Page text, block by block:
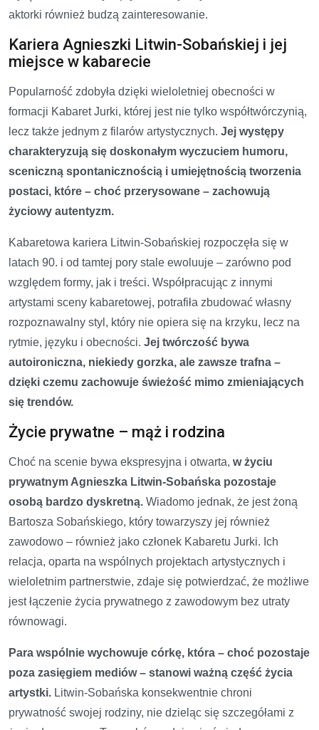
aktorki również budzą zainteresowanie.
Kariera Agnieszki Litwin-Sobańskiej i jej
miejsce w kabarecie
Popularność zdobyła dzięki wieloletniej obecności w
formacji Kabaret Jurki, której jest nie tylko współtwórczynią,
lecz także jednym z filarów artystycznych. Jej występy
charakteryzują się doskonałym wyczuciem humoru,
sceniczną spontanicznością i umiejętnością tworzenia
postaci, które – choć przerysowane – zachowują
życiowy autentyzm.
Kabaretowa kariera Litwin-Sobańskiej rozpoczęła się w
latach 90. i od tamtej pory stale ewoluuje – zarówno pod
względem formy, jak i treści. Współpracując z innymi
artystami sceny kabaretowej, potrafiła zbudować własny
rozpoznawalny styl, który nie opiera się na krzyku, lecz na
rytmie, języku i obecności. Jej twórczość bywa
autoironiczna, niekiedy gorzka, ale zawsze trafna –
dzięki czemu zachowuje świeżość mimo zmieniających
się trendów.
Życie prywatne – mąż i rodzina
Choć na scenie bywa ekspresyjna i otwarta, w życiu
prywatnym Agnieszka Litwin-Sobańska pozostaje
osobą bardzo dyskretną. Wiadomo jednak, że jest żoną
Bartosza Sobańskiego, który towarzyszy jej również
zawodowo – również jako członek Kabaretu Jurki. Ich
relacja, oparta na wspólnych projektach artystycznych i
wieloletnim partnerstwie, zdaje się potwierdzać, że możliwe
jest łączenie życia prywatnego z zawodowym bez utraty
równowagi.
Para wspólnie wychowuje córkę, która – choć pozostaje
poza zasięgiem mediów – stanowi ważną część życia
artystki. Litwin-Sobańska konsekwentnie chroni
prywatność swojej rodziny, nie dzieląc się szczegółami z